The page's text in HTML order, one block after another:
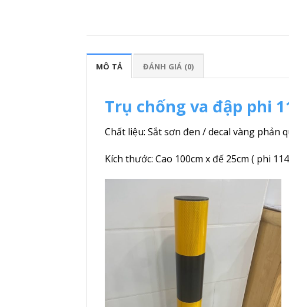
MÔ TẢ ĐÁNH GIÁ (0)
Trụ chống va đập phi
Chất liệu: Sắt sơn đen / decal vàng phản
Kích thước: Cao 100cm x đế 25cm ( phi